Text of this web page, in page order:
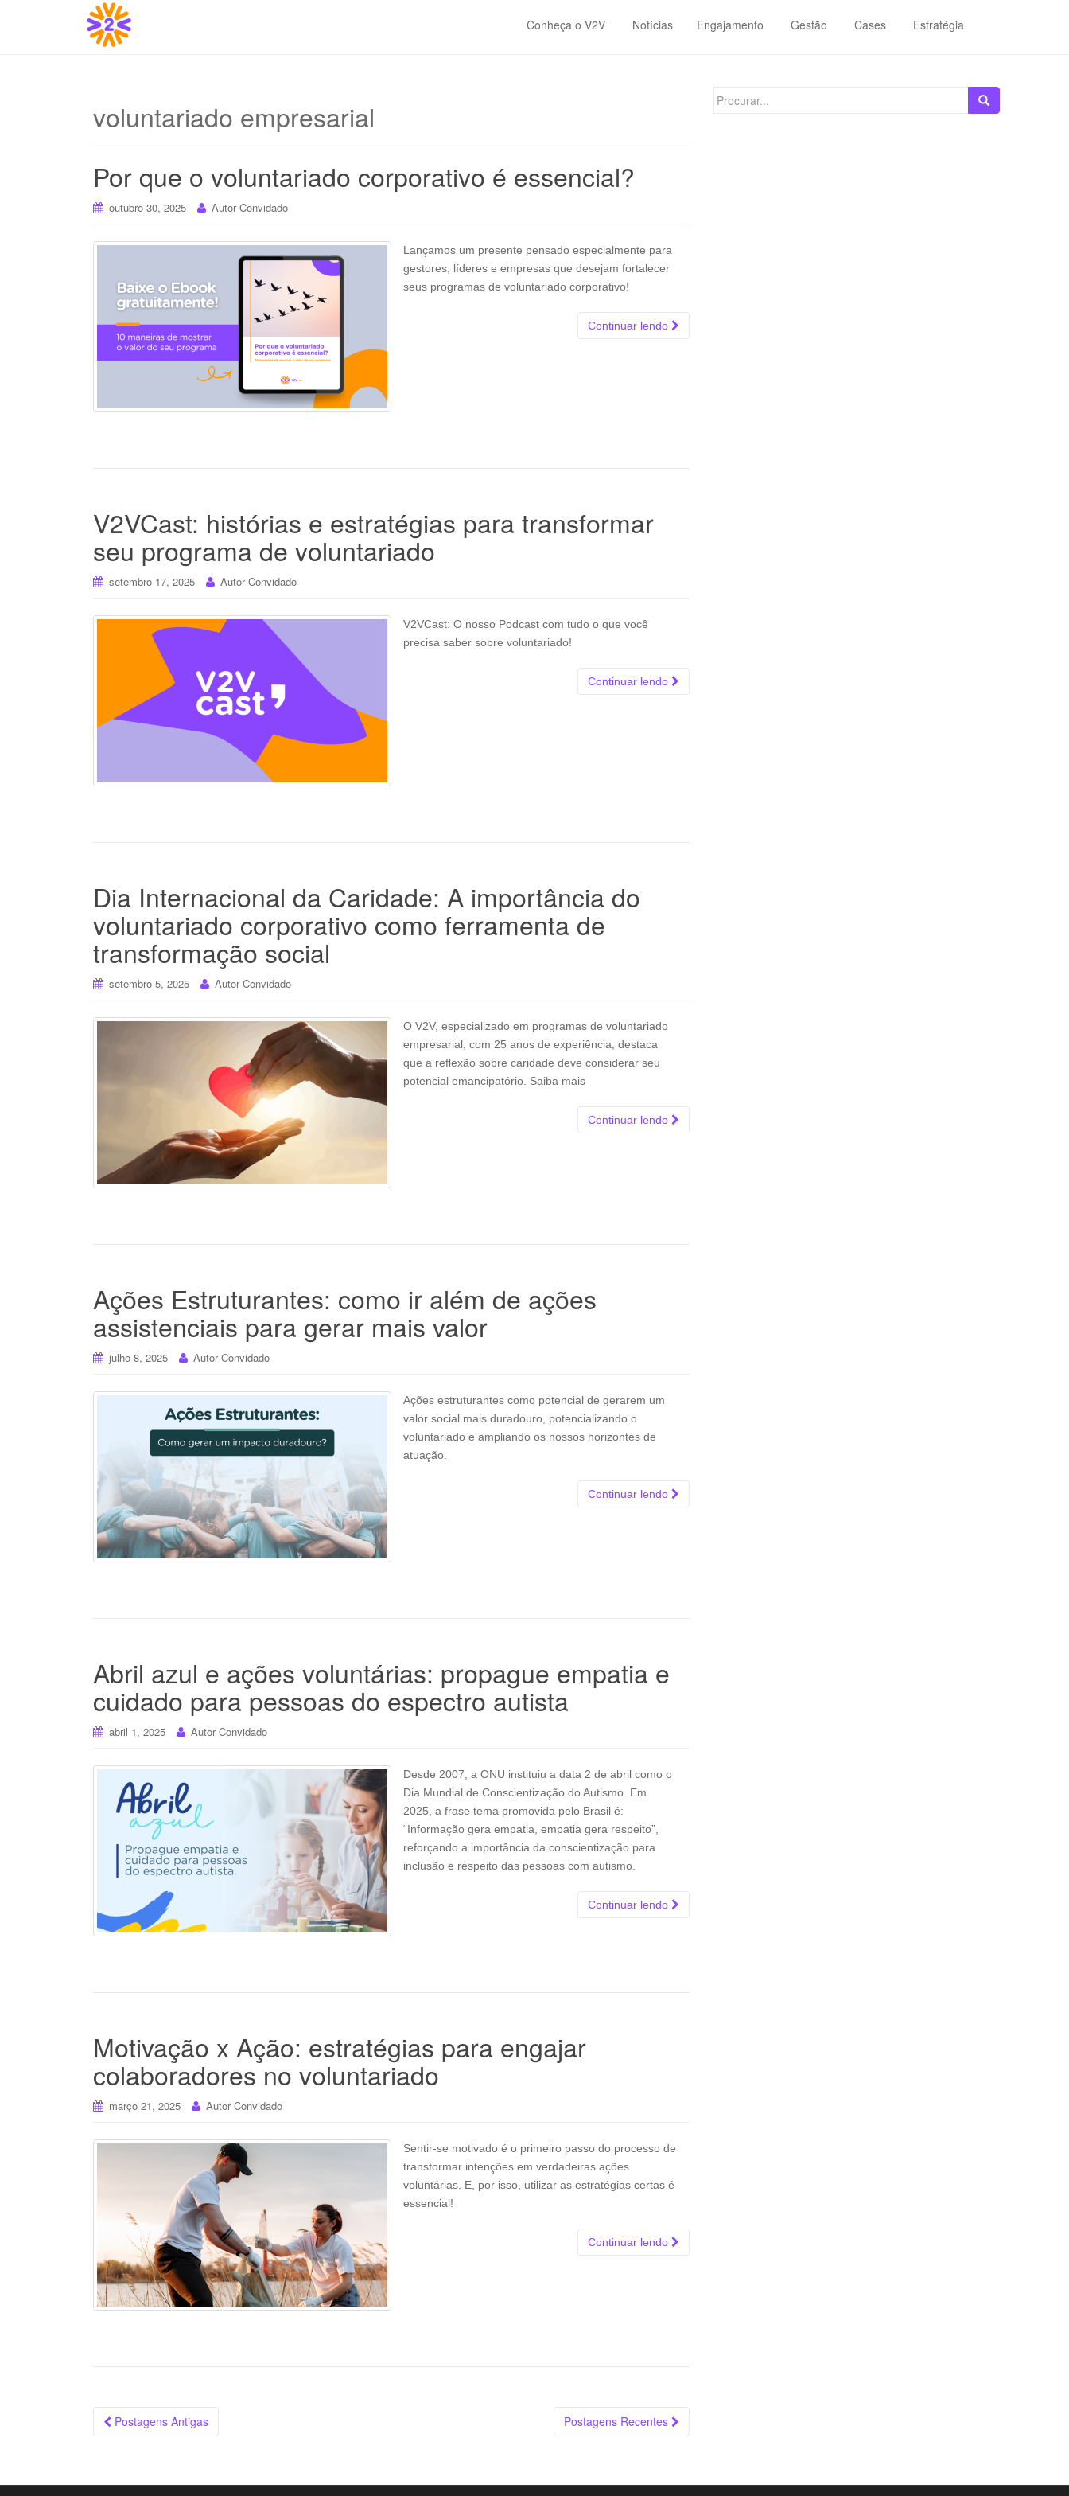
Conheça o V2V Notícias Engajamento Gestão Cases Estratégia
voluntariado empresarial
Por que o voluntariado corporativo é essencial?
outubro 30, 2025 Autor Convidado
Lançamos um presente pensado especialmente para
gestores, líderes e empresas que desejam fortalecer
seus programas de voluntariado corporativo!
Continuar lendo
V2VCast: histórias e estratégias para transformar
seu programa de voluntariado
setembro 17, 2025 Autor Convidado
V2VCast: O nosso Podcast com tudo o que você
precisa saber sobre voluntariado!
Continuar lendo
Dia Internacional da Caridade: A importância do
voluntariado corporativo como ferramenta de
transformação social
setembro 5, 2025 Autor Convidado
O V2V, especializado em programas de voluntariado
empresarial, com 25 anos de experiência, destaca
que a reflexão sobre caridade deve considerar seu
potencial emancipatório. Saiba mais
Continuar lendo
Ações Estruturantes: como ir além de ações
assistenciais para gerar mais valor
julho 8, 2025 Autor Convidado
Ações estruturantes como potencial de gerarem um
valor social mais duradouro, potencializando o
voluntariado e ampliando os nossos horizontes de
atuação.
Continuar lendo
Abril azul e ações voluntárias: propague empatia e
cuidado para pessoas do espectro autista
abril 1, 2025 Autor Convidado
Desde 2007, a ONU instituiu a data 2 de abril como o
Dia Mundial de Conscientização do Autismo. Em
2025, a frase tema promovida pelo Brasil é:
“Informação gera empatia, empatia gera respeito”,
reforçando a importância da conscientização para
inclusão e respeito das pessoas com autismo.
Continuar lendo
Motivação x Ação: estratégias para engajar
colaboradores no voluntariado
março 21, 2025 Autor Convidado
Sentir-se motivado é o primeiro passo do processo de
transformar intenções em verdadeiras ações
voluntárias. E, por isso, utilizar as estratégias certas é
essencial!
Continuar lendo
Navegação
Postagens Antigas Postagens Recentes
Search